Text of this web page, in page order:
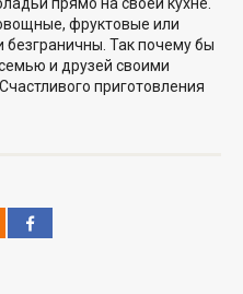
фруктовые или
Так почему бы
и друзей своими
приготовления